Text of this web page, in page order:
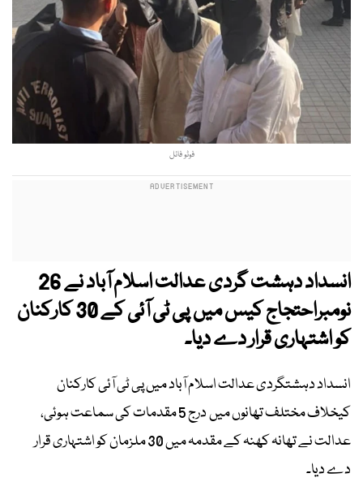
فوٹو فائل
انسداد دہشت گردی عدالت اسلام آباد نے 26
نومبراحتجاج کیس میں پی ٹی آئی کے 30 کارکنان
کو اشتہاری قرار دے دیا۔
انسداد دہشتگردی عدالت اسلام آباد میں پی ٹی آئی کارکنان
کیخلاف مختلف تھانوں میں درج 5 مقدمات کی سماعت ہوئی،
عدالت نے تھانہ کھنہ کے مقدمہ میں 30 ملزمان کو اشتہاری قرار
دے دیا۔